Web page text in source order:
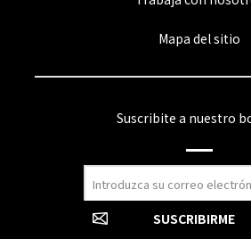
Mapa del sitio
Suscribite a nuestro